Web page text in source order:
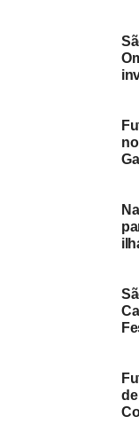
Conforme
estava a dar o
sua produção, o
lucro, eu não
residente na
expostos em
do Sal, e faz
Cidade da Praia,
quantidade de
lucro, assegurou